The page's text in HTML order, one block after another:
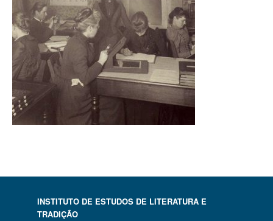
INSTITUTO DE ESTUDOS DE LITERATURA E
TRADIÇÃO